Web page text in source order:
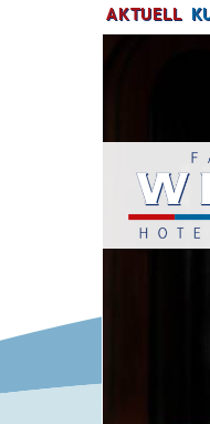
AKTUELL